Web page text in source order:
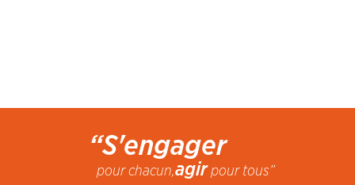
“S'engager
pour chacun,agirpour tous”